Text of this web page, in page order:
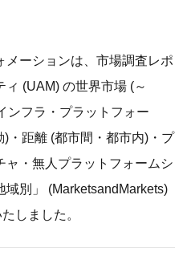
ーションは、市場調査レポ
(UAM) の世界市場 (～
ンフラ・プラットフォー
・距離 (都市間・都市内)・プ
ャ・無人プラットフォームシ
域別」 (MarketsandMarkets)
しました。